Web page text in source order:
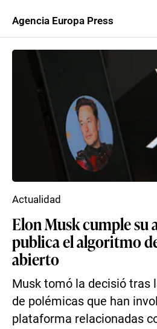
Agencia Europa Press
Elon Musk cumple su
publica el algoritmo
abierto
Musk tomó la decisió tras
de polémicas que han
plataforma relacionadas
Actualidad